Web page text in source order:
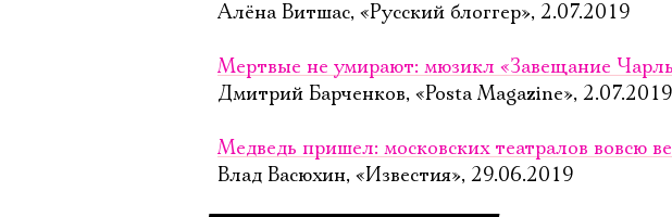
Алёна Витшас, «Русский блоггер», 2.07.2019
Мертвые не умирают: мюзикл «Завещание
Дмитрий Барченков, «Posta Magazine», 2.07.2019
Медведь пришел: московских театралов вовсю
Влад Васюхин, «Известия», 29.06.2019